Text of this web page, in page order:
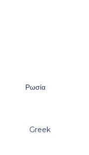
Ρωσία
Greek